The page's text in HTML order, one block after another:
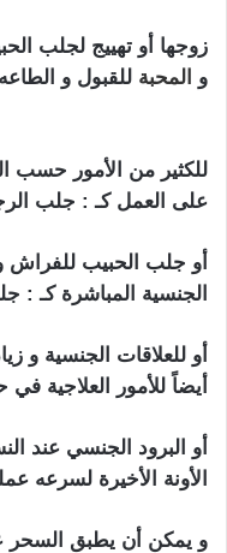
زوجها أو تهييج لجلب
و المحبة للقبول و
للكثير من الأمور حسب
على العمل كـ : جلب
أو جلب الحبيب للفراش
الجنسية المباشرة كـ :
أو للعلاقات الجنسية و
أيضاً للأمور العلاجية
أو البرود الجنسي عند
الأونة الأخيرة لسرعه
و يمكن أن يطبق السحر